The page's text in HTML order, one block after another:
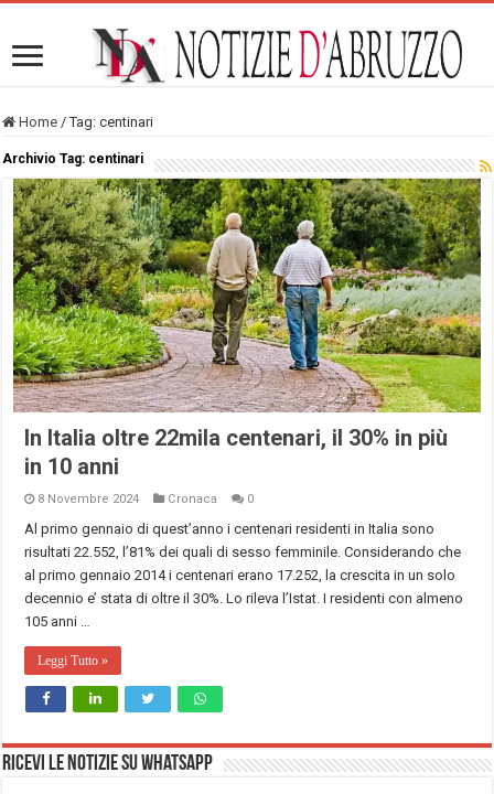
Home / Tag:centinari
Archivio Tag: centinari
In Italia oltre 22mila centenari, il 30% in più
in 10 anni
8 Novembre 2024 Cronaca 0
Al primo gennaio di quest’anno i centenari residenti in Italia sono
risultati 22.552, l’81% dei quali di sesso femminile. Considerando che
al primo gennaio 2014 i centenari erano 17.252, la crescita in un solo
decennio e’ stata di oltre il 30%. Lo rileva l’Istat. I residenti con almeno
105 anni …
Leggi Tutto »
Ricevi le notizie su Whatsapp